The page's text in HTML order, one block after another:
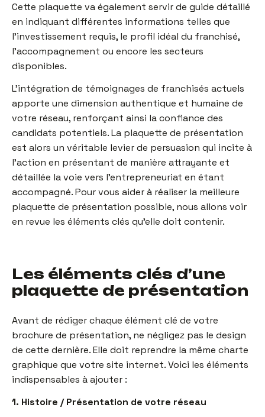
Cette plaquette va également servir de guide détaillé
en indiquant différentes informations telles que
l’investissement requis, le profil idéal du franchisé,
l’accompagnement ou encore les secteurs
disponibles.
L’intégration de témoignages de franchisés actuels
apporte une dimension authentique et humaine de
votre réseau, renforçant ainsi la confiance des
candidats potentiels. La plaquette de présentation
est alors un véritable levier de persuasion qui incite à
l’action en présentant de manière attrayante et
détaillée la voie vers l’entrepreneuriat en étant
accompagné. Pour vous aider à réaliser la meilleure
plaquette de présentation possible, nous allons voir
en revue les éléments clés qu’elle doit contenir.
Les éléments clés d’une
plaquette de présentation
Avant de rédiger chaque élément clé de votre
brochure de présentation, ne négligez pas le design
de cette dernière. Elle doit reprendre la même charte
graphique que votre site internet. Voici les éléments
indispensables à ajouter :
1. Histoire / Présentation de votre réseau